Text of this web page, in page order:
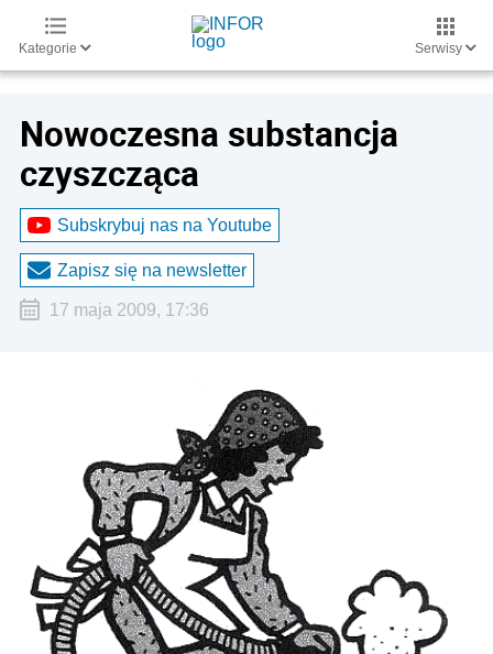
Kategorie Serwisy
Nowoczesna substancja
czyszcząca
Subskrybuj nas na Youtube
Zapisz się na newsletter
17 maja 2009, 17:36